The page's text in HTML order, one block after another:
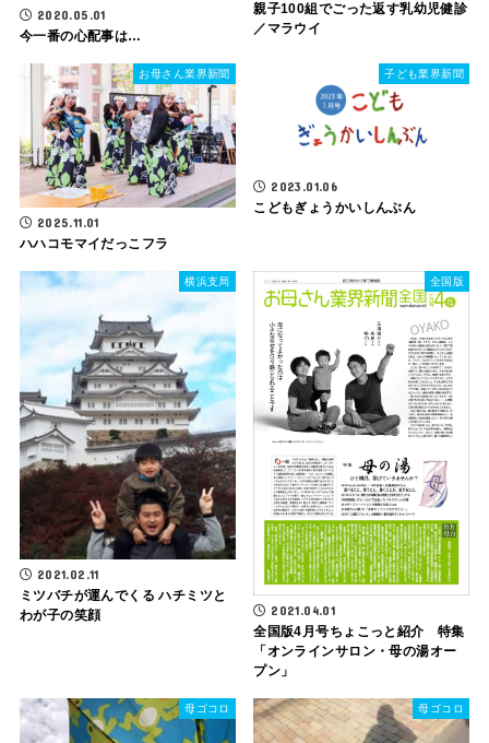
2020.05.01
今一番の心配事は…
親子100組でごった返す乳幼児健診
／マラウイ
お母さん業界新聞
2025.11.01
ハハコモマイだっこフラ
子ども業界新聞
2023.01.06
こどもぎょうかいしんぶん
横浜支局
2021.02.11
ミツバチが運んでくる ハチミツと
わが子の笑顔
全国版
2021.04.01
全国版4月号ちょこっと紹介 特集
「オンラインサロン・母の湯オー
プン」
母ゴコロ 母ゴコロ